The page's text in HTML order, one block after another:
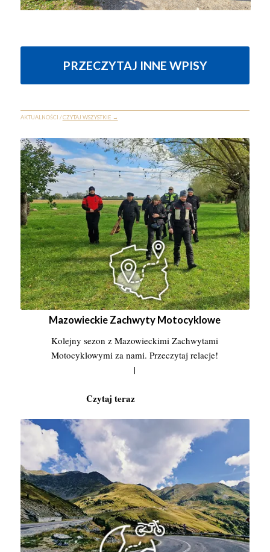
PRZECZYTAJ INNE WPISY
AKTUALNOŚCI /CZYTAJ WSZYSTKIE →
Mazowieckie Zachwyty Motocyklowe
Kolejny sezon z Mazowieckimi Zachwytami
Motocyklowymi za nami. Przeczytaj relacje!
|